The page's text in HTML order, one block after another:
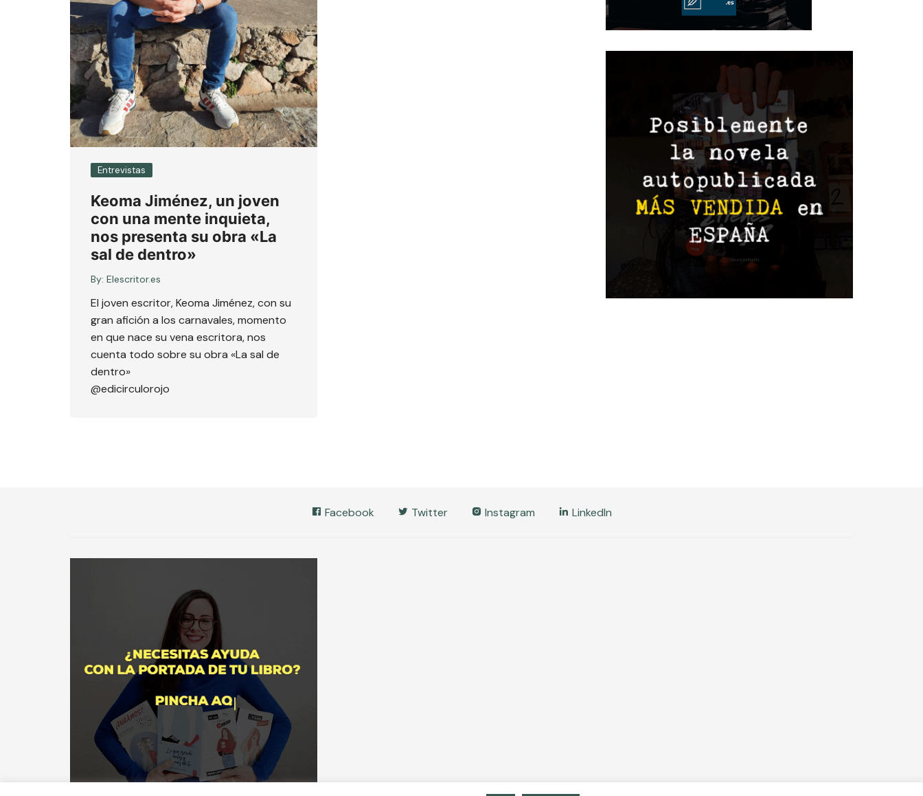
Entrevistas
Keoma Jiménez, un joven
con una mente inquieta,
nos presenta su obra «La
sal de dentro»
By: Elescritor.es
El joven escritor, Keoma Jiménez, con su
gran afición a los carnavales, momento
en que nace su vena escritora, nos
cuenta todo sobre su obra «La sal de
dentro»
@edicirculorojo
Facebook Twitter Instagram LinkedIn